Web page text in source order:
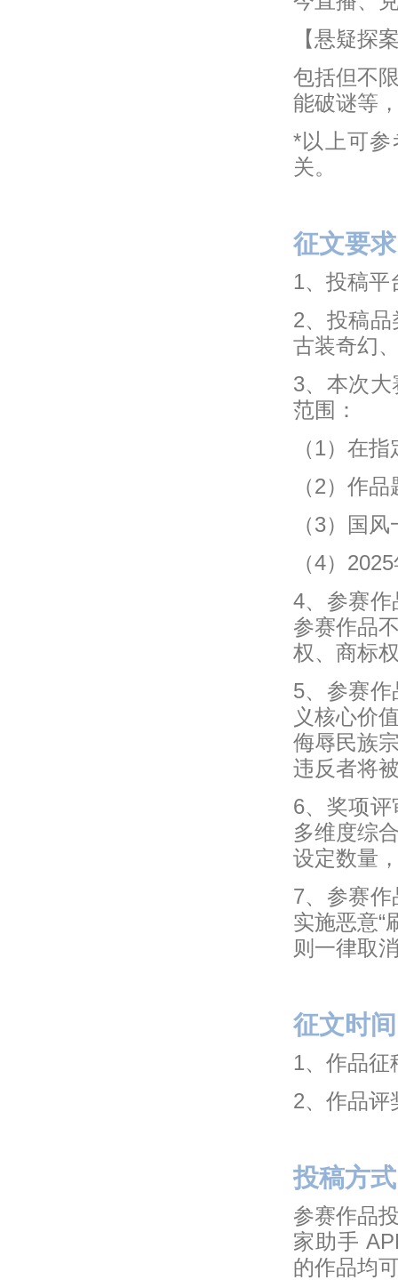
【悬疑探
包括但不
能破谜等
*以上可
关。
征文要求
1、投稿平
2、投稿
古装奇幻
3、本次
范围：
（1）在
（2）作
（3）国
（4）
4、参赛
参赛作品
权、商标
5、参赛
义核心价
侮辱民族
违反者将
6、奖项
多维度综
设定数量
7、参赛
实施恶意“
则一律取
征文时间
1、作品
2、作品
投稿方式
参赛作品
家助手
的作品均